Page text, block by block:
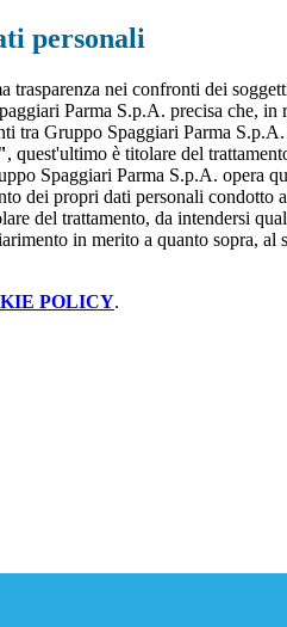
personali
trasparenza nei confronti dei
Parma S.p.A. precisa che, in
tra Gruppo Spaggiari Parma S.p.A.
, quest'ultimo è titolare del
Spaggiari Parma S.p.A. opera
dei propri dati personali condotto
del trattamento, da intendersi
in merito a quanto sopra, al
POLICY.